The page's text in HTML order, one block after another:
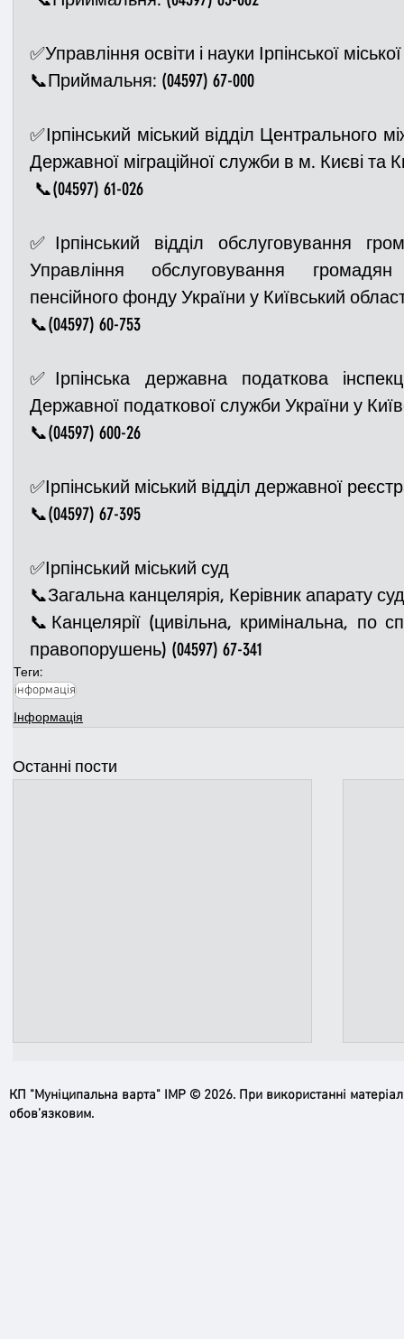
✅Управління освіти і науки Ірпінської
📞Приймальня: (04597) 67-000
✅Ірпінський міський відділ Центрального
Державної міграційної служби в м. Києві та
📞(04597) 61-026
✅Ірпінський відділ обслуговування
Управління обслуговування
пенсійного фонду України у Київський
📞(04597) 60-753
✅Ірпінська державна податкова
Державної податкової служби України у
📞(04597) 600-26
✅Ірпінський міський відділ державної
📞(04597) 67-395
✅Ірпінський міський суд
📞Загальна канцелярія, Керівник апарату
📞Канцелярії (цивільна, кримінальна, по
правопорушень) (04597) 67-341
Теги:
інформація
Інформація
Останні пости
КП "Муніципальна варта" ІМР © 2026. При використанні
обов’язковим.